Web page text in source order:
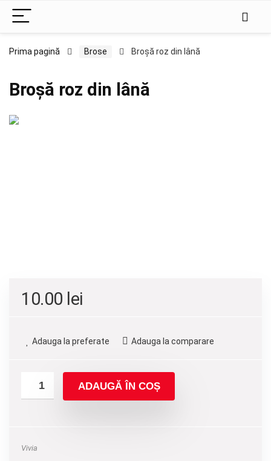
Prima pagină Brose Broșă roz din lână
Broșă roz din lână
10.00 lei
Adauga la preferate Adauga la comparare
ADAUGĂ ÎN COȘ
Vivia